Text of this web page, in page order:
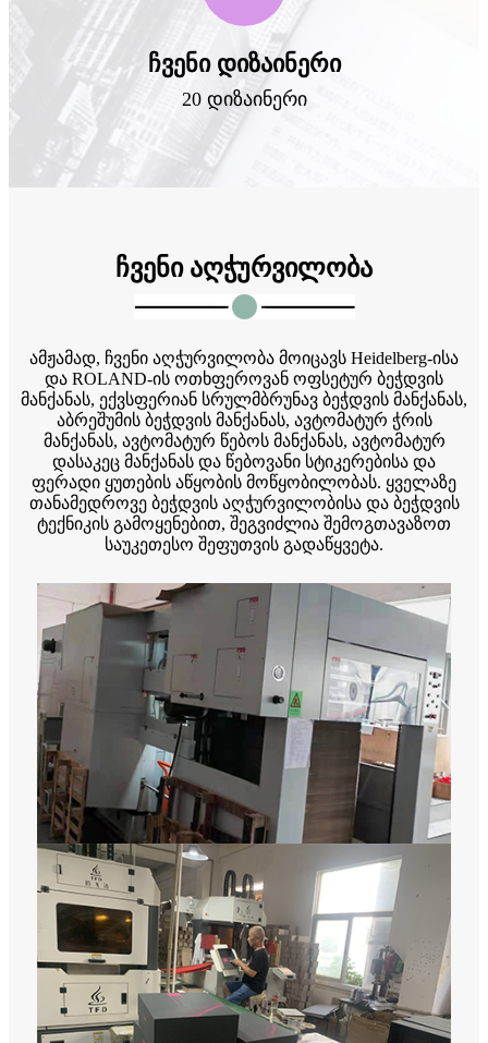
ჩვენი დიზაინერი
20 დიზაინერი
ჩვენი აღჭურვილობა
ამჟამად, ჩვენი აღჭურვილობა მოიცავს Heidelberg-ისა
და ROLAND-ის ოთხფეროვან ოფსეტურ ბეჭდვის
მანქანას, ექვსფერიან სრულმბრუნავ ბეჭდვის მანქანას,
აბრეშუმის ბეჭდვის მანქანას, ავტომატურ ჭრის
მანქანას, ავტომატურ წებოს მანქანას, ავტომატურ
დასაკეც მანქანას და წებოვანი სტიკერებისა და
ფერადი ყუთების აწყობის მოწყობილობას. ყველაზე
თანამედროვე ბეჭდვის აღჭურვილობისა და ბეჭდვის
ტექნიკის გამოყენებით, შეგვიძლია შემოგთავაზოთ
საუკეთესო შეფუთვის გადაწყვეტა.